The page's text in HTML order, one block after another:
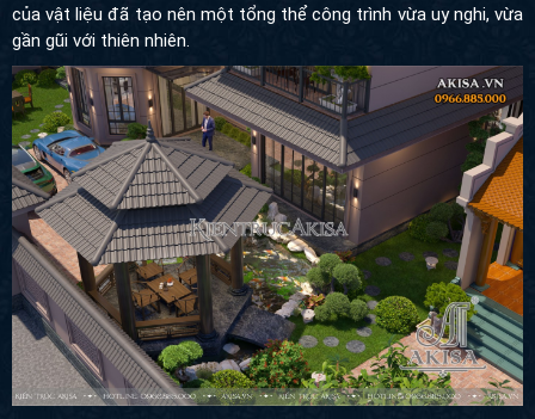
của vật liệu đã tạo nên một tổng thể công trình vừa uy nghi, vừa
gần gũi với thiên nhiên.